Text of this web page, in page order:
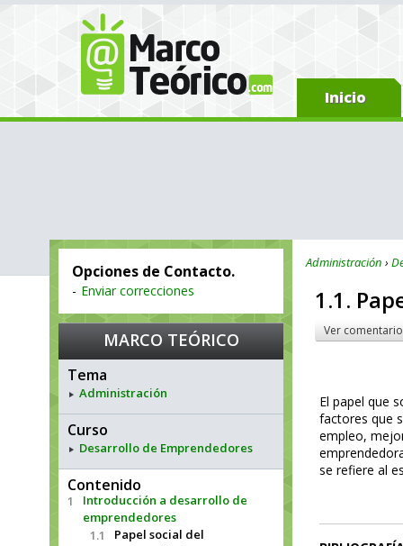
Inicio
Opciones de Contacto.
- Enviar correcciones
MARCO TEÓRICO
Tema
Administración
Curso
Desarrollo de Emprendedores
Contenido
1
Introducción a desarrollo de
emprendedores
1.1
Papel social del
Administración
1.1.
Ver
El papel que
factores que
empleo,
se refiere al